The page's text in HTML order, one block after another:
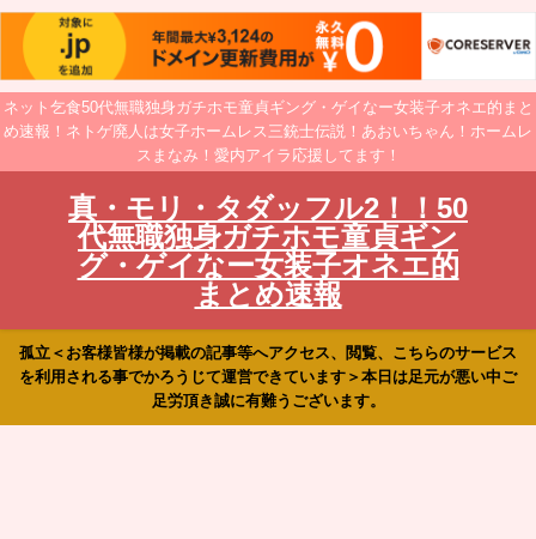
ネット乞食50代無職独身ガチホモ童貞ギング・ゲイなー女装子オネエ的まと
め速報！ネトゲ廃人は女子ホームレス三銃士伝説！あおいちゃん！ホームレ
スまなみ！愛内アイラ応援してます！
真・モリ・タダッフル2！！50
代無職独身ガチホモ童貞ギン
グ・ゲイなー女装子オネエ的
まとめ速報
孤立＜お客様皆様が掲載の記事等へアクセス、閲覧、こちらのサービス
を利用される事でかろうじて運営できています＞本日は足元が悪い中ご
足労頂き誠に有難うございます。